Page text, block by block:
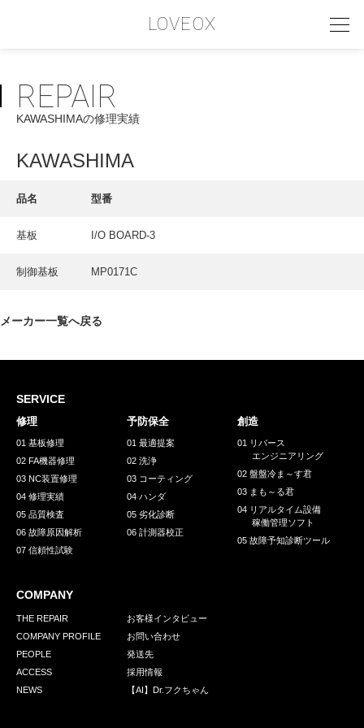
LOVEOX
PHILOSOPHY
フィロソフィー
COMPANY PROFILE
INTERVIEW
GREEN CHALLENGE
環境への取り組み
お問い合わせ 発送先
REPAIR
KAWASHIMAの修理実績
KAWASHIMA
品名 型番
基板 I/O BOARD-3
制御基板 MP0171C
メーカー一覧へ戻る
SERVICE
修理
01 基板修理
02 FA機器修理
03 NC装置修理
04 修理実績
05 品質検査
06 故障原因解析
07 信頼性試験
予防保全
01 最適提案
02 洗浄
03 コーティング
04 ハンダ
05 劣化診断
06 計測器校正
創造
01 リバース
エンジニアリング
02 盤盤冷ま～す君
03 まも～る君
04 リアルタイム設備
稼働管理ソフト
05 故障予知診断ツール
COMPANY
THE REPAIR
COMPANY PROFILE
PEOPLE
ACCESS
NEWS
お客様インタビュー
お問い合わせ
発送先
採用情報
【AI】Dr.フクちゃん